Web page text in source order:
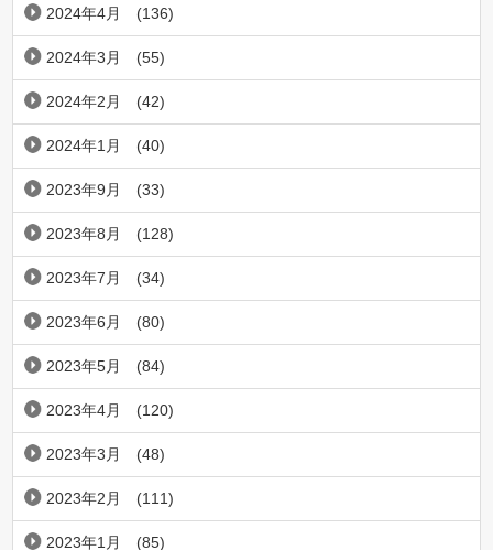
2024年4月 (136)
2024年3月 (55)
2024年2月 (42)
2024年1月 (40)
2023年9月 (33)
2023年8月 (128)
2023年7月 (34)
2023年6月 (80)
2023年5月 (84)
2023年4月 (120)
2023年3月 (48)
2023年2月 (111)
2023年1月 (85)